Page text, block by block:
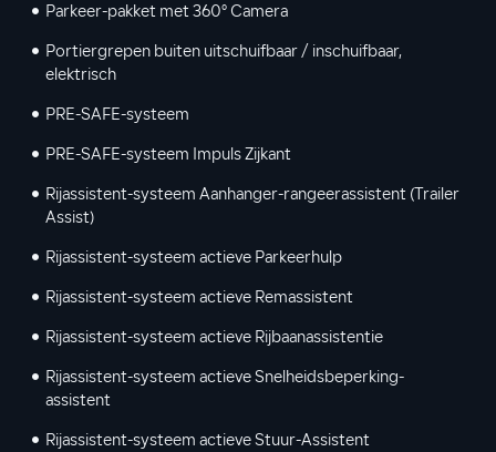
Parkeer-pakket met 360° Camera
Portiergrepen buiten uitschuifbaar / inschuifbaar,
elektrisch
PRE-SAFE-systeem
PRE-SAFE-systeem Impuls Zijkant
Rijassistent-systeem Aanhanger-rangeerassistent (Trailer
Assist)
Rijassistent-systeem actieve Parkeerhulp
Rijassistent-systeem actieve Remassistent
Rijassistent-systeem actieve Rijbaanassistentie
Rijassistent-systeem actieve Snelheidsbeperking-
assistent
Rijassistent-systeem actieve Stuur-Assistent